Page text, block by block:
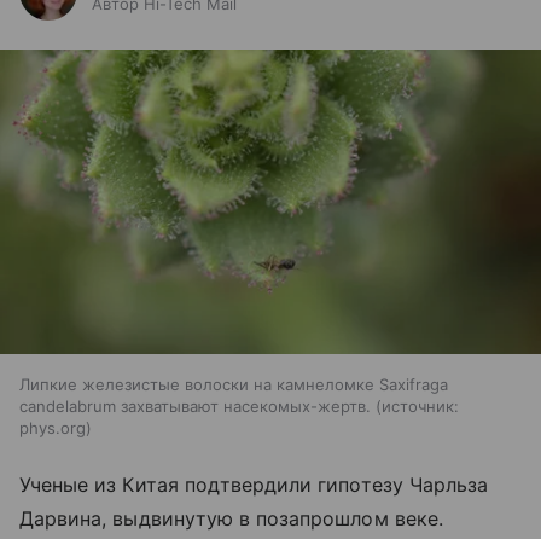
Липкие железистые волоски на камнеломке Saxifraga
candelabrum захватывают насекомых-жертв.
источник:
phys.org
Ученые из Китая подтвердили гипотезу Чарльза
Дарвина, выдвинутую в позапрошлом веке.